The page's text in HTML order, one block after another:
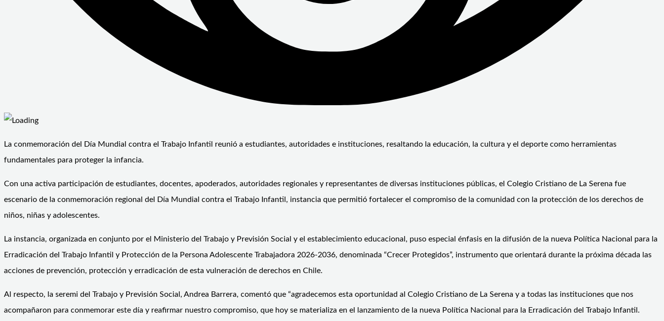
La conmemoración del Día Mundial contra el Trabajo Infantil reunió a estudiantes, autoridades e instituciones, resaltando la educación, la cultura y el deporte como herramientas
fundamentales para proteger la infancia.
Con una activa participación de estudiantes, docentes, apoderados, autoridades regionales y representantes de diversas instituciones públicas, el Colegio Cristiano de La Serena fue
escenario de la conmemoración regional del Día Mundial contra el Trabajo Infantil, instancia que permitió fortalecer el compromiso de la comunidad con la protección de los derechos de
niños, niñas y adolescentes.
La instancia, organizada en conjunto por el Ministerio del Trabajo y Previsión Social y el establecimiento educacional, puso especial énfasis en la difusión de la nueva Política Nacional para la
Erradicación del Trabajo Infantil y Protección de la Persona Adolescente Trabajadora 2026-2036, denominada “Crecer Protegidos”, instrumento que orientará durante la próxima década las
acciones de prevención, protección y erradicación de esta vulneración de derechos en Chile.
Al respecto, la seremi del Trabajo y Previsión Social, Andrea Barrera, comentó que “agradecemos esta oportunidad al Colegio Cristiano de La Serena y a todas las instituciones que nos
acompañaron para conmemorar este día y reafirmar nuestro compromiso, que hoy se materializa en el lanzamiento de la nueva Política Nacional para la Erradicación del Trabajo Infantil.